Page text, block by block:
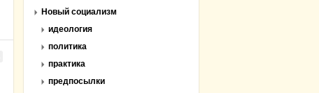
Новый социализм
идеология
политика
практика
предпосылки